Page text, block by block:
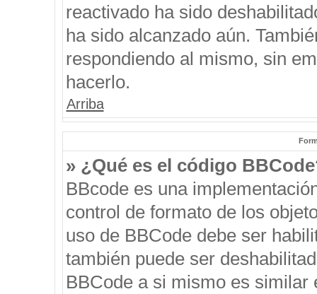
reactivado ha sido
ha sido alcanzado aún.
respondiendo al mismo, sin
hacerlo.
Arriba
» ¿Qué es el código
BBcode es una
control de formato de los
uso de BBCode debe ser
también puede ser
BBCode a si mismo es